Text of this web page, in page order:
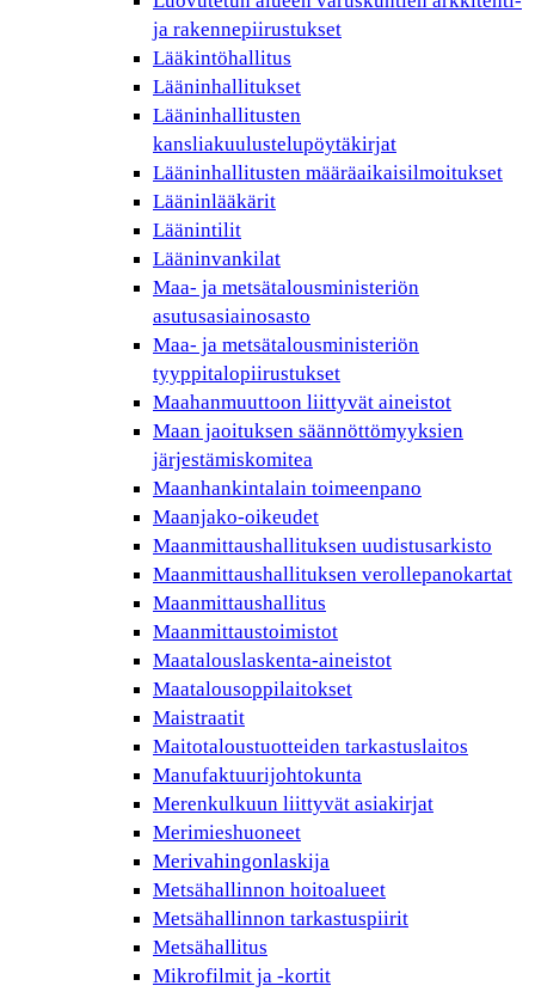
ja rakennepiirustukset
Lääkintöhallitus
Lääninhallitukset
Lääninhallitusten
kansliakuulustelupöytäkirjat
Lääninhallitusten määräaikaisilmoitukset
Lääninlääkärit
Läänintilit
Lääninvankilat
Maa- ja metsätalousministeriön
asutusasiainosasto
Maa- ja metsätalousministeriön
tyyppitalopiirustukset
Maahanmuuttoon liittyvät aineistot
Maan jaoituksen säännöttömyyksien
järjestämiskomitea
Maanhankintalain toimeenpano
Maanjako-oikeudet
Maanmittaushallituksen uudistusarkisto
Maanmittaushallituksen verollepanokartat
Maanmittaushallitus
Maanmittaustoimistot
Maatalouslaskenta-aineistot
Maatalousoppilaitokset
Maistraatit
Maitotaloustuotteiden tarkastuslaitos
Manufaktuurijohtokunta
Merenkulkuun liittyvät asiakirjat
Merimieshuoneet
Merivahingonlaskija
Metsähallinnon hoitoalueet
Metsähallinnon tarkastuspiirit
Metsähallitus
Mikrofilmit ja -kortit